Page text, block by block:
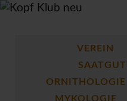
VEREIN
MYKOLOGIE